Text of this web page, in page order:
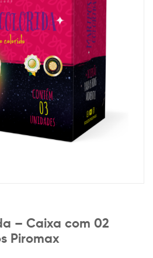
– Caixa com 02
Piromax